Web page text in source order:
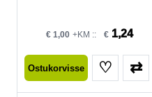
€1,00 +KM :: €1,24
Ostukorvisse ♡ ⇄